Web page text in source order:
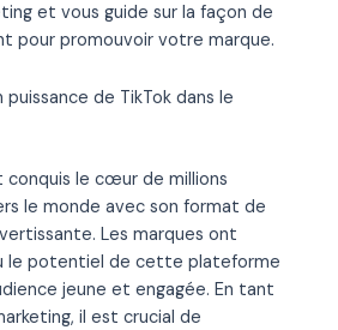
et vous guide sur la façon de
pour promouvoir votre marque.
de TikTok dans le
conquis le cœur de millions
le monde avec son format de
Les marques ont
le potentiel de cette plateforme
jeune et engagée. En tant
il est crucial de